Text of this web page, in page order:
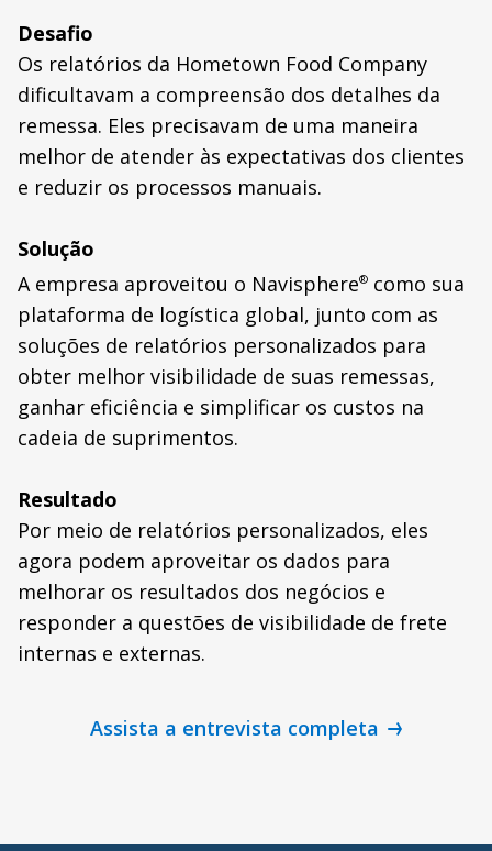
Desafio
Os relatórios da Hometown Food Company
dificultavam a compreensão dos detalhes da
remessa. Eles precisavam de uma maneira
melhor de atender às expectativas dos clientes
e reduzir os processos manuais.
Solução
A empresa aproveitou o Navisphere® como sua
plataforma de logística global, junto com as
soluções de relatórios personalizados para
obter melhor visibilidade de suas remessas,
ganhar eficiência e simplificar os custos na
cadeia de suprimentos.
Resultado
Por meio de relatórios personalizados, eles
agora podem aproveitar os dados para
melhorar os resultados dos negócios e
responder a questões de visibilidade de frete
internas e externas.
Assista a entrevista completa